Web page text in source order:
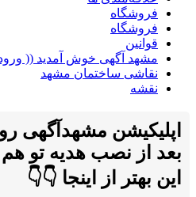
فروشگاه
فروشگاه
قوانین
مشهد آگهی خوش آمدید ((
نقاشی ساختمان مشهد
نقشه
اپلیکیشن مشهدآگهی
بعد از نصب هدیه تو هم
این بهتر از اینجا 👇👇